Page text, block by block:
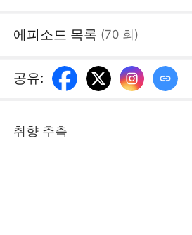
치려고 위험을 감수하고 조사에
인생을 행복하게 살아가려 한다
PTE.LTD]
에피소드 목록 (70 회 )
공유:
취향 추측